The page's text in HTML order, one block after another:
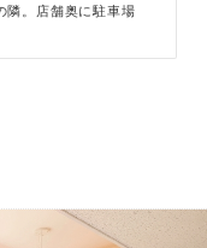
隣。店舗奥に駐車場